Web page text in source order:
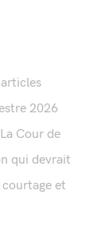
2026
Cour de
qui devrait
et